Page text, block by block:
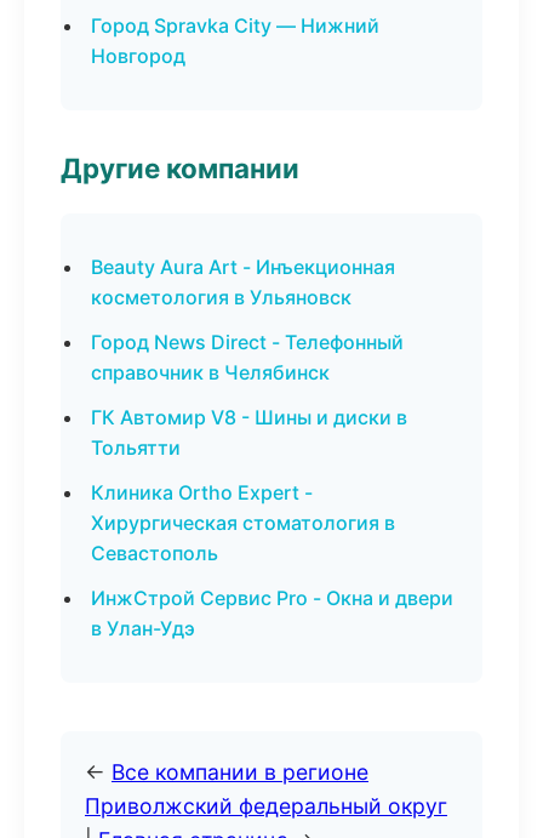
Город Spravka City — Нижний
Новгород
Другие компании
Beauty Aura Art - Инъекционная
косметология в Ульяновск
Город News Direct - Телефонный
справочник в Челябинск
ГК Автомир V8 - Шины и диски в
Тольятти
Клиника Ortho Expert -
Хирургическая стоматология в
Севастополь
ИнжСтрой Сервис Pro - Окна и двери
в Улан-Удэ
← Все компании в регионе
Приволжский федеральный округ